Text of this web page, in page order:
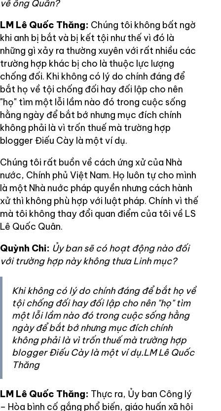
về ông Quân?
LM Lê Quốc Thăng: Chúng tôi không bất ngờ
khi anh bị bắt và bị kết tội như thế vì đó là
những gì xảy ra thường xuyên với rất nhiều các
trường hợp khác bị cho là thuộc lực lượng
chống đối. Khi không có lý do chính đáng để
bắt họ về tội chống đối hay đối lập cho nên
"họ" tìm một lỗi lầm nào đó trong cuộc sống
hằng ngày để bắt bớ nhưng mục đích chính
không phải là vì trốn thuế mà trường hợp
blogger Điếu Cày là một ví dụ.
Chúng tôi rất buồn về cách ứng xử của Nhà
nước, Chính phủ Việt Nam. Họ luôn tự cho mình
là một Nhà nuớc pháp quyền nhưng cách hành
xử thì không phù hợp với luật pháp. Chính vì thế
mà tôi không thay đổi quan điểm của tôi về LS
Lê Quốc Quân.
Quỳnh Chi: Ủy ban sẽ có hoạt động nào đối
với trường hợp này không thưa Linh mục?
Khi không có lý do chính đáng để bắt họ về
tội chống đối hay đối lập cho nên "họ" tìm
một lỗi lầm nào đó trong cuộc sống hằng
ngày để bắt bớ nhưng mục đích chính
không phải là vì trốn thuế mà trường hợp
blogger Điếu Cày là một ví dụ.LM Lê Quốc
Thăng
LM Lê Quốc Thăng: Thực ra, Ủy ban Công lý
– Hòa bình cố gắng phổ biến, giáo huấn xã hội